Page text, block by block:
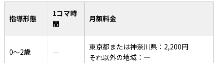
指導形態
1コマ時
間
月額料金
0〜2歳 ―
東京都または神奈川県：2,200円
それ以外の地域：―